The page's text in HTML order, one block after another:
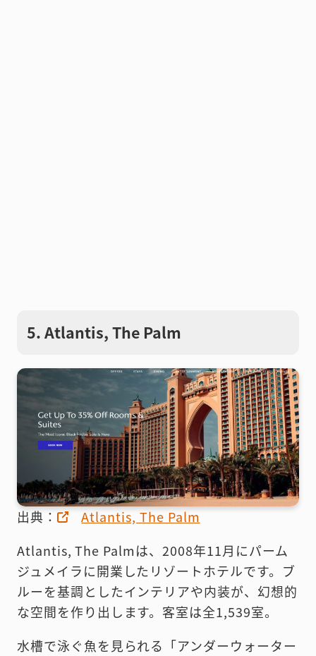
5. Atlantis, The Palm
出典：
Atlantis, The Palm
Atlantis, The Palmは、2008年11月にパーム
ジュメイラに開業したリゾートホテルです。ブ
ルーを基調としたインテリアや内装が、幻想的
な空間を作り出します。客室は全1,539室。
水槽で泳ぐ魚を見られる「アンダーウォーター